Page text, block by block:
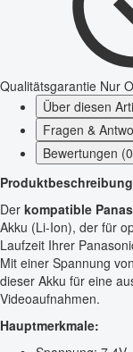
Qualitätsgarantie Nur
Über diesen
Fragen &
Bewertungen
Der kompatible
Akku (Li-Ion), der für
Laufzeit Ihrer
Mit einer Spannung
dieser Akku für eine
Videoaufnahmen.
Hauptmerkmale: